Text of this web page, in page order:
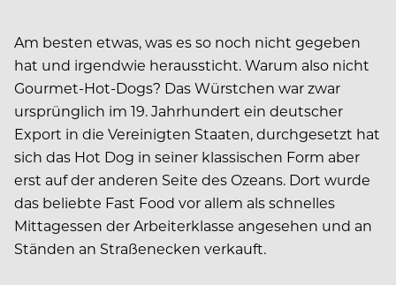
Am besten etwas, was es so noch nicht gegeben
hat und irgendwie heraussticht. Warum also nicht
Gourmet-Hot-Dogs? Das Würstchen war zwar
ursprünglich im 19. Jahrhundert ein deutscher
Export in die Vereinigten Staaten, durchgesetzt hat
sich das Hot Dog in seiner klassischen Form aber
erst auf der anderen Seite des Ozeans. Dort wurde
das beliebte Fast Food vor allem als schnelles
Mittagessen der Arbeiterklasse angesehen und an
Ständen an Straßenecken verkauft.